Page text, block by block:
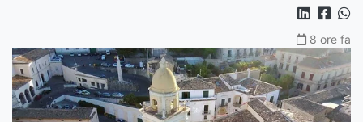
8 ore fa